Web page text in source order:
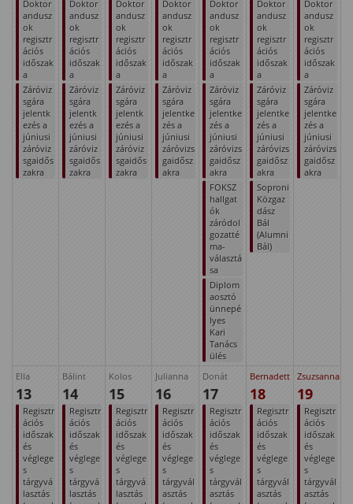
Doktor
andusz
ok
regisztr
ációs
időszak
a
Záróviz
sgára
jelentk
ezés a
júniusi
záróviz
sgaidős
zakra
Doktor
andusz
ok
regisztr
ációs
időszak
a
Záróviz
sgára
jelentk
ezés a
júniusi
záróviz
sgaidős
zakra
Doktor
andusz
ok
regisztr
ációs
időszak
a
Záróviz
sgára
jelentk
ezés a
júniusi
záróviz
sgaidős
zakra
Doktor
andusz
ok
regisztr
ációs
időszak
a
Záróviz
sgára
jelentke
zés a
júniusi
záróvizs
gaidősz
akra
Doktor
andusz
ok
regisztr
ációs
időszak
a
Záróviz
sgára
jelentke
zés a
júniusi
záróvizs
gaidősz
akra
FOKSZ
hallgat
ók
záródol
gozatté
ma-
választá
sa
Diplom
aosztó
ünnepé
lyes
Kari
Tanács
ülés
Doktor
andusz
ok
regisztr
ációs
időszak
a
Záróviz
sgára
jelentke
zés a
júniusi
záróvizs
gaidősz
akra
Soproni
Közgaz
dász
Bál
(Alumni
Bál)
Doktor
andusz
ok
regisztr
ációs
időszak
a
Záróviz
sgára
jelentke
zés a
júniusi
záróvizs
gaidősz
akra
Ella
13
Regisztr
ációs
időszak
és
véglege
s
tárgyvá
lasztás
Bálint
14
Regisztr
ációs
időszak
és
véglege
s
tárgyvá
lasztás
Kolos
15
Regisztr
ációs
időszak
és
véglege
s
tárgyvá
lasztás
Julianna
16
Regisztr
ációs
időszak
és
véglege
s
tárgyvál
asztás
Donát
17
Regisztr
ációs
időszak
és
véglege
s
tárgyvál
asztás
Bernadett
18
Regisztr
ációs
időszak
és
véglege
s
tárgyvál
asztás
Zsuzsanna
19
Regisztr
ációs
időszak
és
véglege
s
tárgyvál
asztás